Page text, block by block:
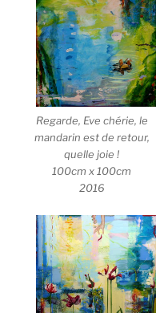
Regarde, Eve chérie, le
mandarin est de retour,
quelle joie !
100cm x 100cm
2016